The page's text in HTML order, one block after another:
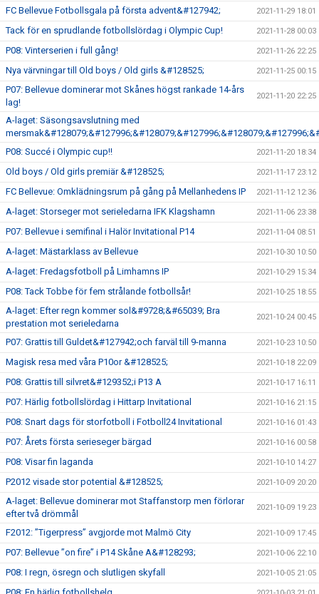
FC Bellevue Fotbollsgala på första advent&#127942; 2021-11-29 18:01
Tack för en sprudlande fotbollslördag i Olympic Cup! 2021-11-28 00:03
P08: Vinterserien i full gång! 2021-11-26 22:25
Nya värvningar till Old boys / Old girls &#128525; 2021-11-25 00:15
P07: Bellevue dominerar mot Skånes högst rankade 14-års
lag!
2021-11-20 22:25
A-laget: Säsongsavslutning med
P08: Succé i Olympic cup!!
2021-11-20 18:34
Old boys / Old girls premiär &#128525; 2021-11-17 23:12
FC Bellevue: Omklädningsrum på gång på Mellanhedens IP 2021-11-12 12:36
A-laget: Storseger mot serieledarna IFK Klagshamn 2021-11-06 23:38
P07: Bellevue i semifinal i Halör Invitational P14 2021-11-04 08:51
A-laget: Mästarklass av Bellevue 2021-10-30 10:50
A-laget: Fredagsfotboll på Limhamns IP 2021-10-29 15:34
P08: Tack Tobbe för fem strålande fotbollsår! 2021-10-25 18:55
A-laget: Efter regn kommer sol&#9728;&#65039; Bra
prestation mot serieledarna
2021-10-24 00:45
P07: Grattis till Guldet&#127942;och farväl till 9-manna 2021-10-23 10:50
Magisk resa med våra P10or &#128525; 2021-10-18 22:09
P08: Grattis till silvret&#129352;i P13 A 2021-10-17 16:11
P07: Härlig fotbollslördag i Hittarp Invitational 2021-10-16 21:15
P08: Snart dags för storfotboll i Fotboll24 Invitational 2021-10-16 01:43
P07: Årets första serieseger bärgad 2021-10-16 00:58
P08: Visar fin laganda 2021-10-10 14:27
P2012 visade stor potential &#128525; 2021-10-09 20:20
A-laget: Bellevue dominerar mot Staffanstorp men förlorar
efter två drömmål
2021-10-09 19:23
F2012: ”Tigerpress” avgjorde mot Malmö City 2021-10-09 17:45
P07: Bellevue ”on fire” i P14 Skåne A&#128293; 2021-10-06 22:10
P08: I regn, ösregn och slutligen skyfall 2021-10-05 21:05